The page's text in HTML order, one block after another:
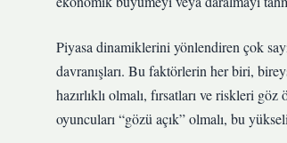
Piyasa dinamiklerini yönlendiren çok
davranışları. Bu faktörlerin her biri,
hazırlıklı olmalı, fırsatları ve riskleri
oyuncuları “gözü açık” olmalı, bu